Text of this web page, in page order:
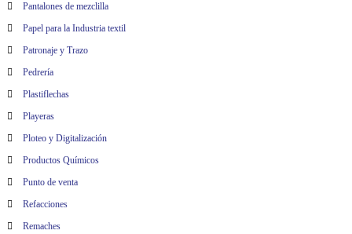
Pantalones de mezclilla
Papel para la Industria textil
Patronaje y Trazo
Pedrería
Plastiflechas
Playeras
Ploteo y Digitalización
Productos Químicos
Punto de venta
Refacciones
Remaches